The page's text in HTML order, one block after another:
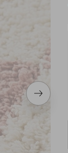
Nächstes
Produkt